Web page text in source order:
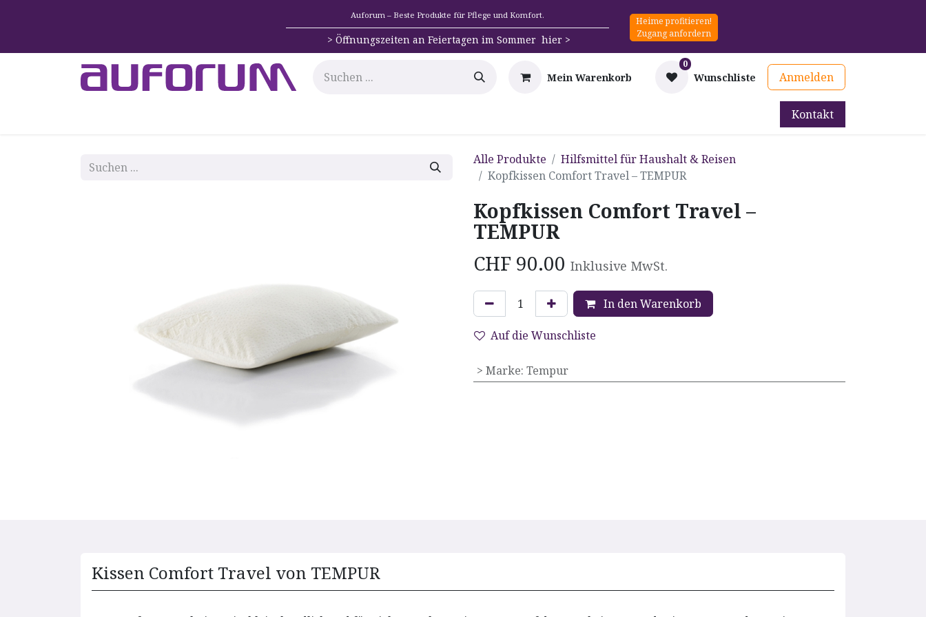
Auforum – Beste Produkte für Pflege und Komfort.
> Öffnungszeiten an Feiertagen im Sommer hier >
Heime profitieren!
Zugang anfordern
Mein Warenkorb
0
Wunschliste Anmelden
Mieten
Kontakt
Alle Produkte
Hilfsmittel für Haushalt & Reisen
Kopfkissen Comfort Travel – TEMPUR
Kopfkissen Comfort Travel –
TEMPUR
CHF 90.00 Inklusive MwSt.
In den Warenkorb
Auf die Wunschliste
> Marke: Tempur
Kissen Comfort Travel von TEMPUR